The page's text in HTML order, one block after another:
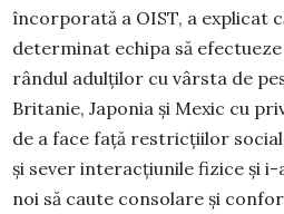
încorporată a OIST, a explicat
determinat echipa să
rândul adulților cu vârsta de
Britanie, Japonia și Mexic cu
de a face față restricțiilor
și sever interacțiunile fizice și
noi să caute consolare și